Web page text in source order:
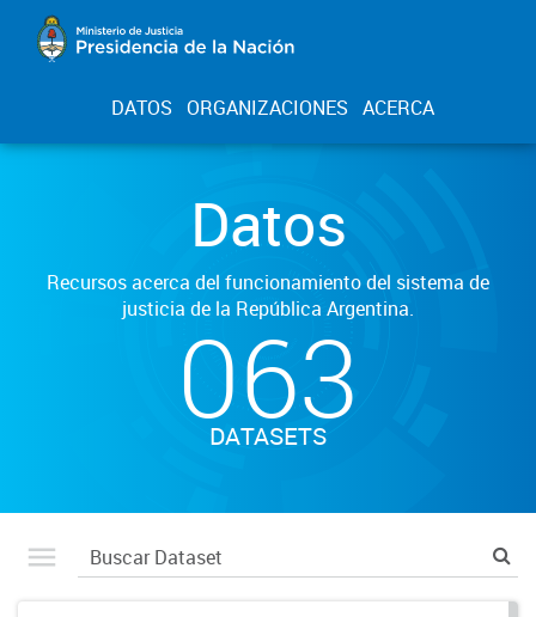
DATOS ORGANIZACIONES ACERCA
Datos
Recursos acerca del funcionamiento del sistema de
justicia de la República Argentina.
063
DATASETS